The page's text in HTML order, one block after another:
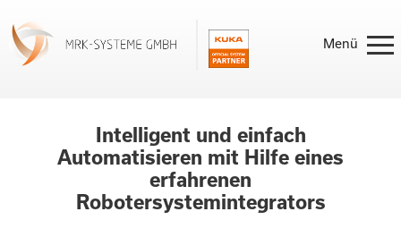
Home
Leistungen
Intelligent und einfach
Automatisieren mit Hilfe eines
erfahrenen
Robotersystemintegrators